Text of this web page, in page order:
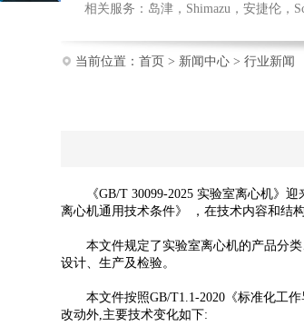
相关服务： 岛津 ， Shimazu ，安捷伦 ，
当前位置： 首页 > 新闻中心> 行业新闻
《GB/T 30099-2025 实验室离心机》迎
离心机通用技术条件》 ，在技术内容和结
本文件规定了实验室离心机的产品分类
设计、生产及检验。
本文件按照GB/T1.1-2020《标准化工作
改动外,主要技术变化如下: